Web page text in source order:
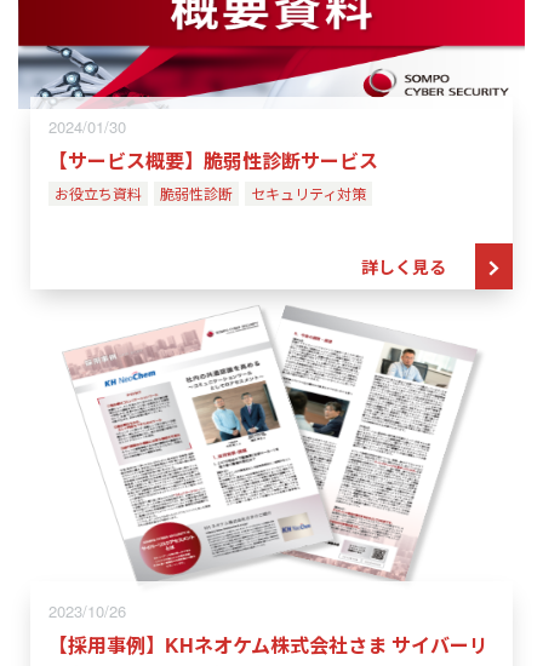
2024/01/30
【サービス概要】脆弱性診断サービス
お役立ち資料 脆弱性診断 セキュリティ対策
詳しく見る
2023/10/26
【採用事例】KHネオケム株式会社さま サイバーリ